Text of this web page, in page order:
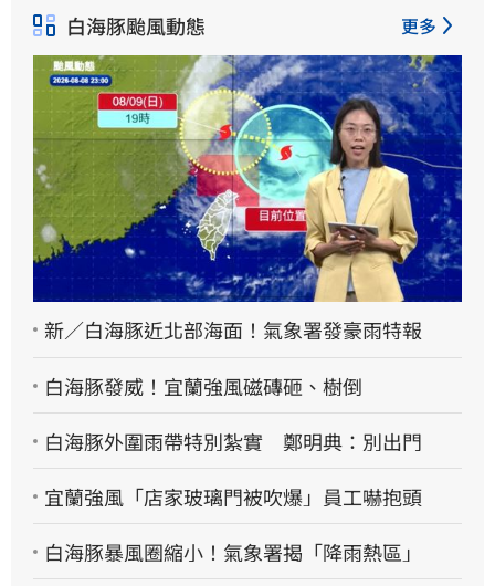
白海豚颱風動態 更多
新／白海豚近北部海面！氣象署發豪雨特報
白海豚發威！宜蘭強風磁磚砸、樹倒
白海豚外圍雨帶特別紮實 鄭明典：別出門
宜蘭強風「店家玻璃門被吹爆」員工嚇抱頭
白海豚暴風圈縮小！氣象署揭「降雨熱區」